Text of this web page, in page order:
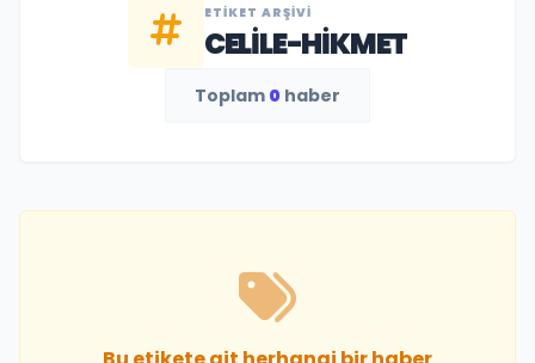
ETIKET ARŞIVI
CELILE-HIKMET
Toplam 0 haber